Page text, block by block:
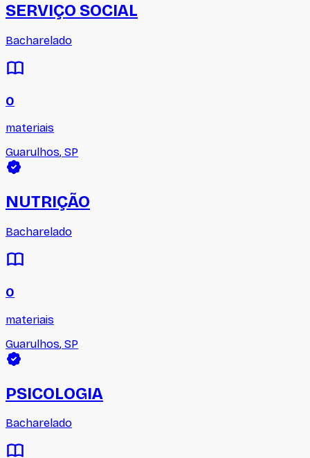
SERVIÇO SOCIAL
Bacharelado
0
materiais
Guarulhos, SP
NUTRIÇÃO
Bacharelado
0
materiais
Guarulhos, SP
PSICOLOGIA
Bacharelado